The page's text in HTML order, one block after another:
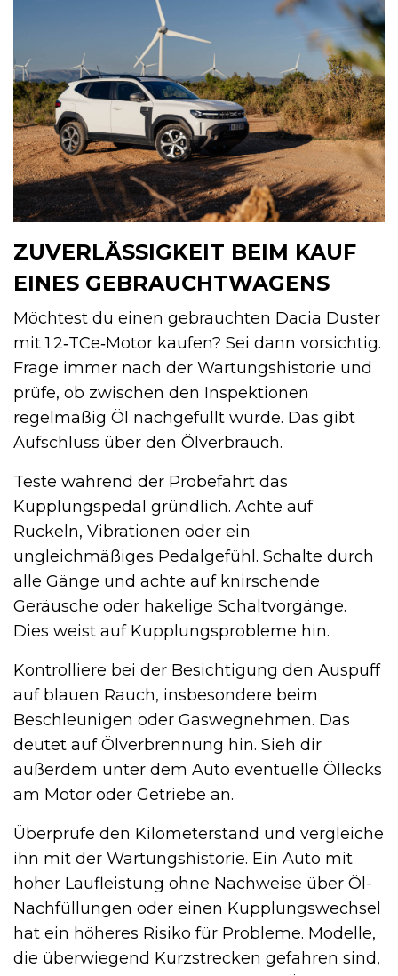
ZUVERLÄSSIGKEIT BEIM KAUF
EINES GEBRAUCHTWAGENS
Möchtest du einen gebrauchten Dacia Duster
mit 1.2‑TCe‑Motor kaufen? Sei dann vorsichtig.
Frage immer nach der Wartungshistorie und
prüfe, ob zwischen den Inspektionen
regelmäßig Öl nachgefüllt wurde. Das gibt
Aufschluss über den Ölverbrauch.
Teste während der Probefahrt das
Kupplungspedal gründlich. Achte auf
Ruckeln, Vibrationen oder ein
ungleichmäßiges Pedalgefühl. Schalte durch
alle Gänge und achte auf knirschende
Geräusche oder hakelige Schaltvorgänge.
Dies weist auf Kupplungsprobleme hin.
Kontrolliere bei der Besichtigung den Auspuff
auf blauen Rauch, insbesondere beim
Beschleunigen oder Gaswegnehmen. Das
deutet auf Ölverbrennung hin. Sieh dir
außerdem unter dem Auto eventuelle Öllecks
am Motor oder Getriebe an.
Überprüfe den Kilometerstand und vergleiche
ihn mit der Wartungshistorie. Ein Auto mit
hoher Laufleistung ohne Nachweise über Öl-
Nachfüllungen oder einen Kupplungswechsel
hat ein höheres Risiko für Probleme. Modelle,
die überwiegend Kurzstrecken gefahren sind,